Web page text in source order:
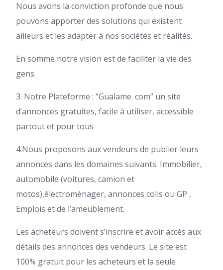
Nous avons la conviction profonde que nous
pouvons apporter des solutions qui existent
ailleurs et les adapter à nos sociétés et réalités.
En somme notre vision est de faciliter la vie des
gens.
3. Notre Plateforme : “Gualame. com” un site
d’annonces gratuites, facile à utiliser, accessible
partout et pour tous
4.Nous proposons aux vendeurs de publier leurs
annonces dans les domaines suivants: Immobilier,
automobile (voitures, camion et
motos),électroménager, annonces colis ou GP ,
Emplois et de l’ameublement.
Les acheteurs doivent s’inscrire et avoir accès aux
détails des annonces des vendeurs. Le site est
100% gratuit pour les acheteurs et la seule